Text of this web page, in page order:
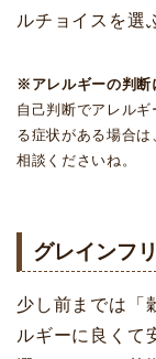
ルチョイスを選
※アレルギーの判断
自己判断でアレル
る症状がある場合
相談くださいね。
グレインフ
少し前までは「
ルギーに良くて